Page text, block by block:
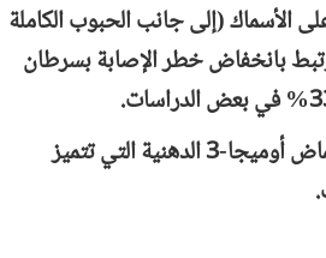
الأسماك (إلى جانب الحبوب الكاملة
بانخفاض خطر الإصابة بسرطان
وتحتوي الأسماك على أحماض أوميجا-3 الدهنية التي تتميز